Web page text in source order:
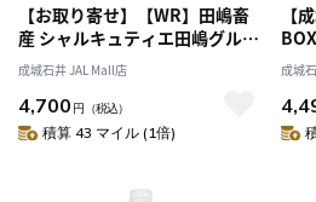
【お取り寄せ】【WR】田嶋畜
産 シャルキュティエ田嶋グルメ
セットC お中元 夏ギフト
成城石井 JAL Mall店
4,700 円 （税込）
積算 43 マイル (1倍)
【
リ
ト
詰
成城